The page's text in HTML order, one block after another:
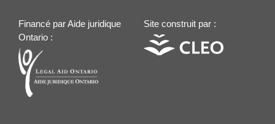
Financé par Aide juridique
Ontario :
Site construit par :